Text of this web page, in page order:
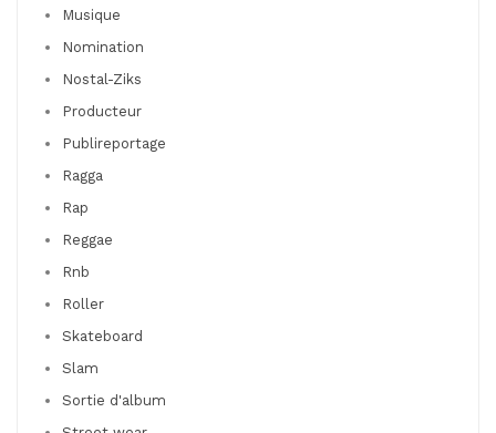
Musique
Nomination
Nostal-Ziks
Producteur
Publireportage
Ragga
Rap
Reggae
Rnb
Roller
Skateboard
Slam
Sortie d'album